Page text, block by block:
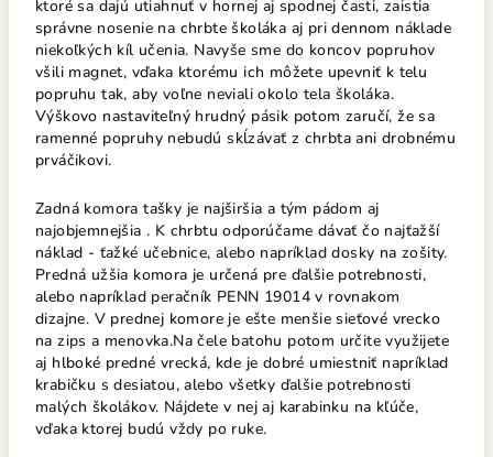
ktoré sa dajú utiahnuť v hornej aj spodnej časti, zaistia
správne nosenie na chrbte školáka aj pri dennom náklade
niekoľkých kíl učenia. Navyše sme do koncov popruhov
všili magnet, vďaka ktorému ich môžete upevniť k telu
popruhu tak, aby voľne neviali okolo tela školáka.
Výškovo nastaviteľný hrudný pásik potom zaručí, že sa
ramenné popruhy nebudú skĺzávať z chrbta ani drobnému
prváčikovi.
Zadná komora tašky je najširšia a tým pádom aj
najobjemnejšia . K chrbtu odporúčame dávať čo najťažší
náklad - ťažké učebnice, alebo napríklad dosky na zošity.
Predná užšia komora je určená pre ďalšie potrebnosti,
alebo napríklad peračník PENN 19014 v rovnakom
dizajne. V prednej komore je ešte menšie sieťové vrecko
na zips a menovka.Na čele batohu potom určite využijete
aj hlboké predné vrecká, kde je dobré umiestniť napríklad
krabičku s desiatou, alebo všetky ďalšie potrebnosti
malých školákov. Nájdete v nej aj karabinku na kľúče,
vďaka ktorej budú vždy po ruke.